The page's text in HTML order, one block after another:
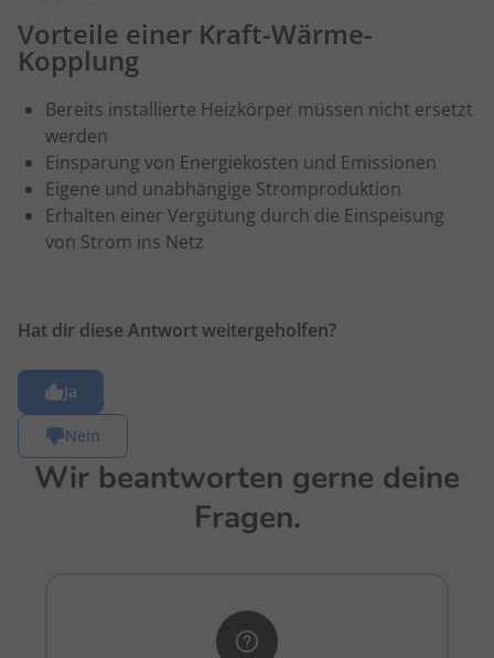
Vorteile einer Kraft-Wärme-
Kopplung
Bereits installierte Heizkörper müssen nicht ersetzt
werden
Einsparung von Energiekosten und Emissionen
Eigene und unabhängige Stromproduktion
Erhalten einer Vergütung durch die Einspeisung
von Strom ins Netz
Hat dir diese Antwort weitergeholfen?
Ja
Nein
Wir beantworten gerne deine
Fragen.